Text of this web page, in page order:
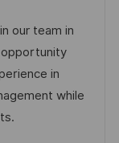
our team in
opportunity
in
while